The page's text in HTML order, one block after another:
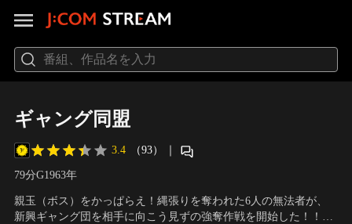
ギャング同盟
3.4 （93） ｜
79分G1963年
親玉（ボス）をかっぱらえ！縄張りを奪われた6人の無法者が、
新興ギャング団を相手に向こう見ずの強奪作戦を開始した！！